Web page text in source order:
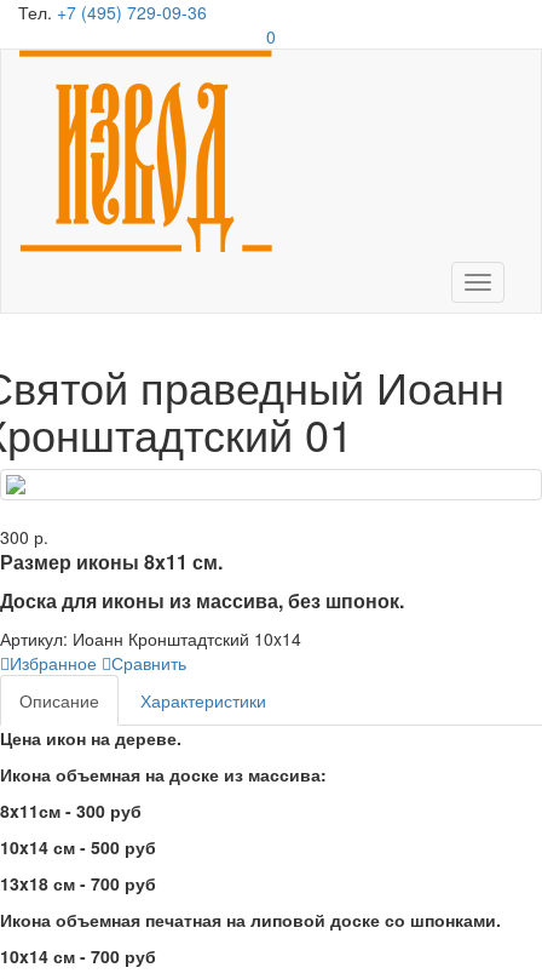
Тел. +7 (495) 729-09-36
0
Toggle
праведный Иоанн
01
300 р.
Размер иконы 8x11 см.
Доска для иконы из массива, без шпонок.
Артикул: Иоанн Кронштадтский 10x14
Избранное Сравнить
Описание
Характеристики
Цена икон на дереве.
Икона объемная на доске из массива:
8x11см - 300 руб
10x14 см - 500 руб
13x18 см - 700 руб
Икона объемная печатная на липовой доске со шпонками.
10x14 см - 700 руб